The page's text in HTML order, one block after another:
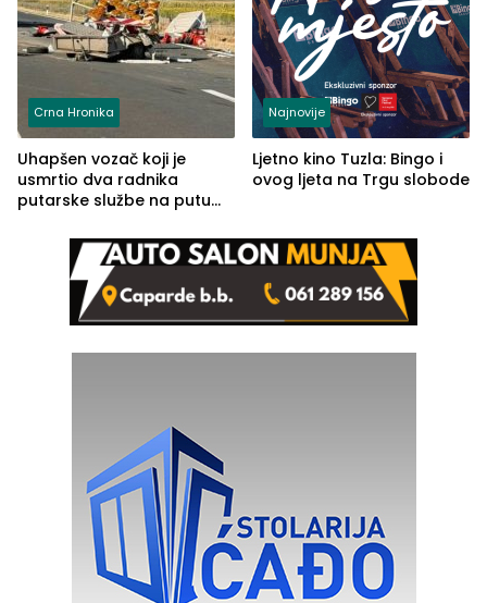
Crna Hronika
Uhapšen vozač koji je
usmrtio dva radnika
putarske službe na putu
(FOTO)
Najnovije
Ljetno kino Tuzla: Bingo i
ovog ljeta na Trgu slobode